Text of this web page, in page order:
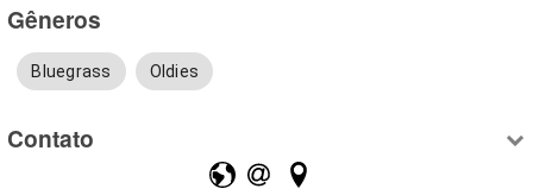
Gêneros
Bluegrass Oldies
Contato